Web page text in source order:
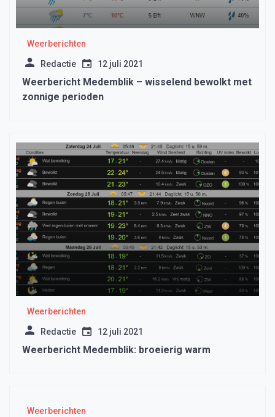
Weerberichten
Redactie 12 juli 2021
Weerbericht Medemblik – wisselend bewolkt met
zonnige perioden
Weerberichten
Redactie 12 juli 2021
Weerbericht Medemblik: broeierig warm
Weerberichten